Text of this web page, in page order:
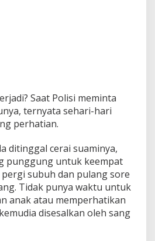
Saat Polisi meminta
ternyata sehari-hari
perhatian.
ditinggal cerai suaminya,
punggung untuk keempat
subuh dan pulang sore
Tidak punya waktu untuk
anak atau memperhatikan
disesalkan oleh sang